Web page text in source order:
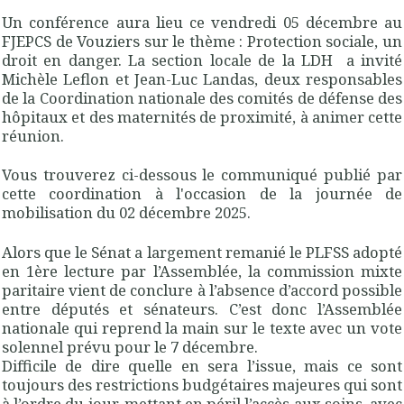
Un conférence aura lieu ce vendredi 05 décembre au
FJEPCS de Vouziers sur le thème : Protection sociale, un
droit en danger. La section locale de la LDH a invité
Michèle Leflon et Jean-Luc Landas, deux responsables
de la Coordination nationale des comités de défense des
hôpitaux et des maternités de proximité, à animer cette
réunion.
Vous trouverez ci-dessous le communiqué publié par
cette coordination à l'occasion de la journée de
mobilisation du 02 décembre 2025.
Alors que le Sénat a largement remanié le PLFSS adopté
en 1ère lecture par l’Assemblée, la commission mixte
paritaire vient de conclure à l’absence d’accord possible
entre députés et sénateurs. C’est donc l’Assemblée
nationale qui reprend la main sur le texte avec un vote
solennel prévu pour le 7 décembre.
Difficile de dire quelle en sera l’issue, mais ce sont
toujours des restrictions budgétaires majeures qui sont